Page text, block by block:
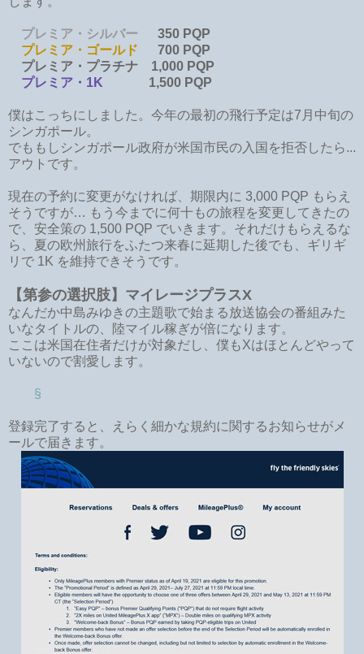
プレミア・シルバー 350 PQP
プレミア・ゴールド 700 PQP
プレミア・プラチナ 1,000 PQP
プレミア・1K 1,500 PQP
僕はこっちにしました。今年の最初の飛行予定は7月中旬の
シンガポール。
でももしシンガポール政府が米国市民の入国を拒否したら...
アウトです。
現在の予約に変更がなければ、期限内に 3,000 PQP もらえ
そうですが… もう今までに何十もの旅程を変更してきたの
で、安全策の 1,500 PQP でいきます。それだけもらえるな
ら、夏の欧州旅行をふたつ来春に延期した後でも、ギリギ
リで 1K を維持できそうです。
【第参の選択肢】マイレージプラスX
なんだか中島みゆきの主題歌で始まる放送協会の番組みた
いなタイトルの、陸マイル稼ぎが倍になります。
ここは米国在住者だけが対象だし、僕もXはほとんどやって
いないので割愛します。
§
登録完了すると、えらく細かな規約に関するお知らせがメ
ールで届きます。